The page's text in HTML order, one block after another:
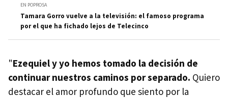
EN POPROSA
Tamara Gorro vuelve a la televisión: el famoso programa
por el que ha fichado lejos de Telecinco
"Ezequiel y yo hemos tomado la decisión de
continuar nuestros caminos por separado. Quiero
destacar el amor profundo que siento por la